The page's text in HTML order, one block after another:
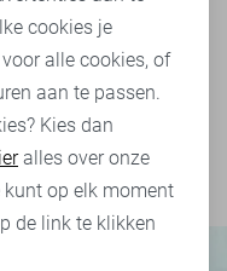
39,99
cookies je
alle cookies, of
aan te passen.
Kies dan
alles over onze
op elk moment
de link te klikken